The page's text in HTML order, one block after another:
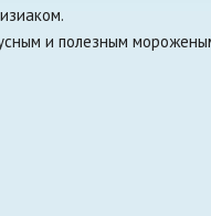
и полезным